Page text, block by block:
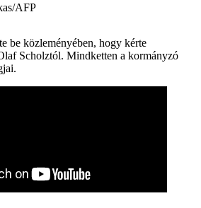
AFP
be közleményében, hogy kérte
Scholztól. Mindketten a kormányzó